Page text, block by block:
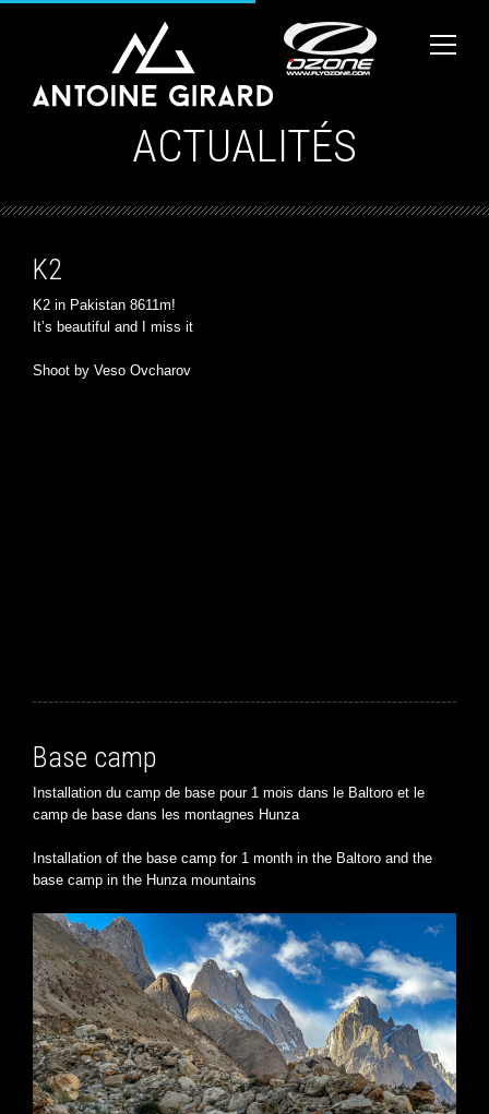
ACTUALITÉS
K2
K2 in Pakistan 8611m!
It’s beautiful and I miss it
Shoot by Veso Ovcharov
Base camp
Installation du camp de base pour 1 mois dans le Baltoro et le
camp de base dans les montagnes Hunza
Installation of the base camp for 1 month in the Baltoro and the
base camp in the Hunza mountains